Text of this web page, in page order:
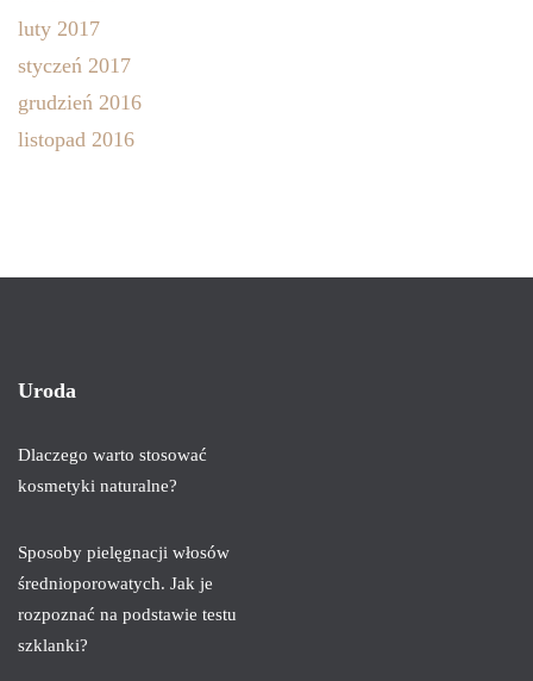
luty 2017
styczeń 2017
grudzień 2016
listopad 2016
Uroda
Dlaczego warto stosować
kosmetyki naturalne?
Sposoby pielęgnacji włosów
średnioporowatych. Jak je
rozpoznać na podstawie testu
szklanki?